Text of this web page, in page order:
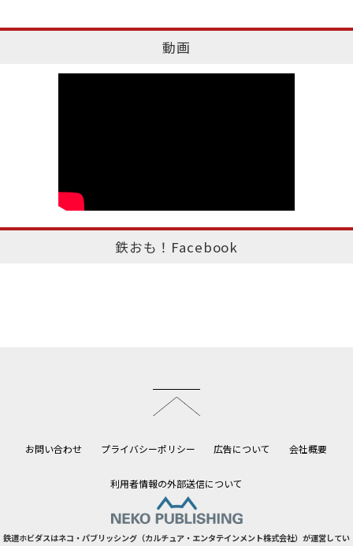
動画
鉄おも！Facebook
お問い合わせ プライバシーポリシー 広告について 会社概要
利用者情報の外部送信について
鉄道ホビダスはネコ・パブリッシング（カルチュア・エンタテインメント株式会社）が運営してい